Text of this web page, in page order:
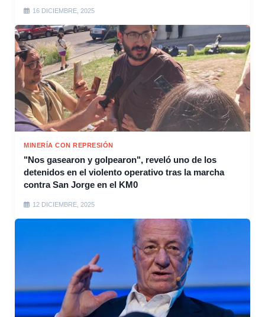
16 DICIEMBRE, 2025
MINERÍA CON REPRESIÓN
"Nos gasearon y golpearon", reveló uno de los
detenidos en el violento operativo tras la marcha
contra San Jorge en el KM0
12 DICIEMBRE, 2025